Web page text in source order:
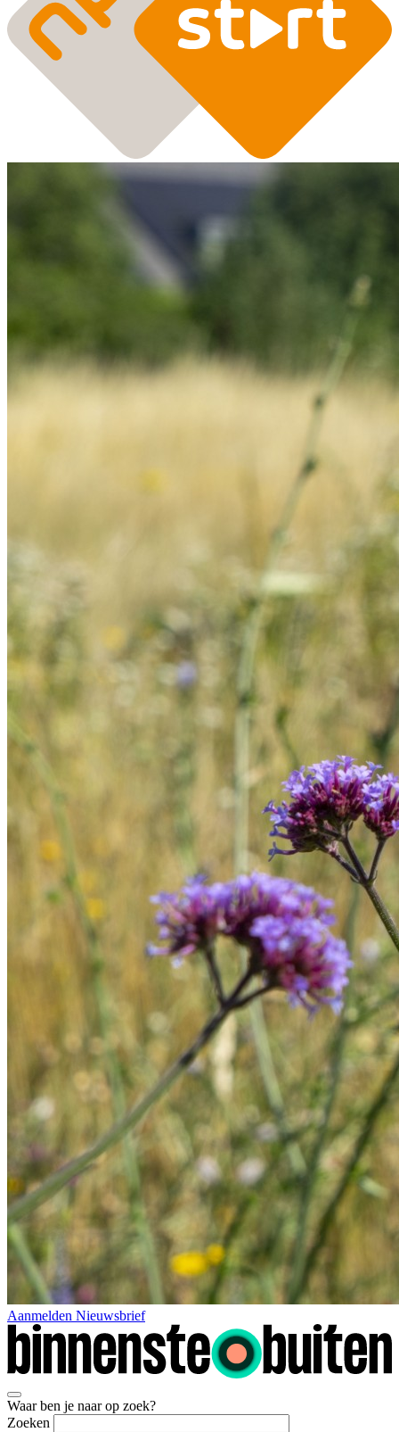
Aanmelden Nieuwsbrief
Waar ben je naar op zoek?
Zoeken